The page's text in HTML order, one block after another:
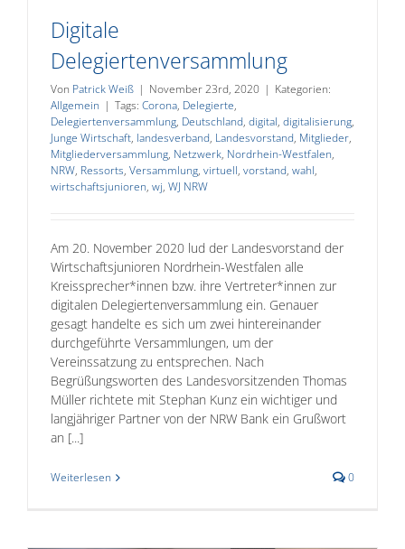
Digitale
Delegiertenversammlung
Von Patrick Weiß | November 23rd, 2020 | Kategorien:
Allgemein | Tags: Corona, Delegierte,
Delegiertenversammlung, Deutschland, digital, digitalisierung,
Junge Wirtschaft, landesverband, Landesvorstand, Mitglieder,
Mitgliederversammlung, Netzwerk, Nordrhein-Westfalen,
NRW, Ressorts, Versammlung, virtuell, vorstand, wahl,
wirtschaftsjunioren, wj, WJ NRW
Am 20. November 2020 lud der Landesvorstand der
Wirtschaftsjunioren Nordrhein-Westfalen alle
Kreissprecher*innen bzw. ihre Vertreter*innen zur
digitalen Delegiertenversammlung ein. Genauer
gesagt handelte es sich um zwei hintereinander
durchgeführte Versammlungen, um der
Vereinssatzung zu entsprechen. Nach
Begrüßungsworten des Landesvorsitzenden Thomas
Müller richtete mit Stephan Kunz ein wichtiger und
langjähriger Partner von der NRW Bank ein Grußwort
an [...]
Weiterlesen 0